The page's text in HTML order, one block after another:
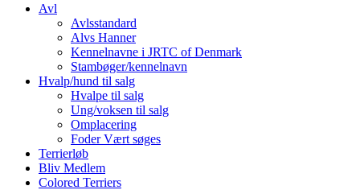
Avl
Avlsstandard
Alvs Hanner
Kennelnavne i JRTC of Denmark
Stambøger/kennelnavn
Hvalp/hund til salg
Hvalpe til salg
Ung/voksen til salg
Omplacering
Foder Vært søges
Terrierløb
Bliv Medlem
Colored Terriers